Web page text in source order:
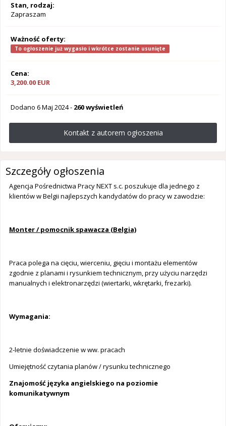
Stan, rodzaj:
Zapraszam
Ważność oferty:
To ogłoszenie już wygasło i wkrótce zostanie usunięte
Cena:
3,200.00 EUR
Dodano 6 Maj 2024- 260 wyświetleń
Kontakt z autorem ogłoszenia
Szczegóły ogłoszenia
Agencja Pośrednictwa Pracy NEXT s.c. poszukuje dla jednego z
klientów w Belgii najlepszych kandydatów do pracy w zawodzie:
Monter / pomocnik spawacza (Belgia)
Praca polega na cięciu, wierceniu, gięciu i montażu elementów
zgodnie z planami i rysunkiem technicznym, przy użyciu narzędzi
manualnych i elektronarzędzi (wiertarki, wkrętarki, frezarki).
Wymagania:
2-letnie doświadczenie w ww. pracach
Umiejętność czytania planów / rysunku technicznego
Znajomość języka angielskiego na poziomie
komunikatywnym